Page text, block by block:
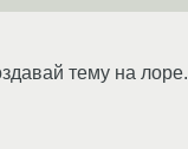
тему на